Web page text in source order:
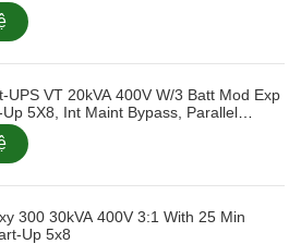
UPS VT 20kVA 400V W/3 Batt Mod Exp
5X8, Int Maint Bypass, Parallel
300 30kVA 400V 3:1 With 25 Min
Up 5x8